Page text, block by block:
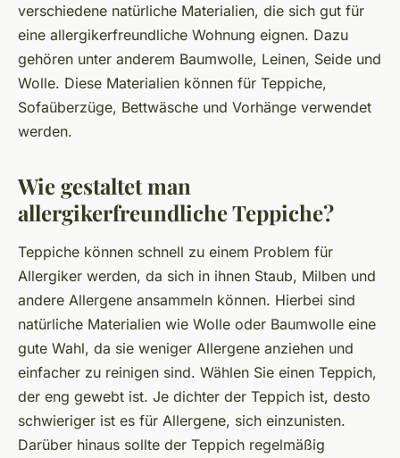
verschiedene natürliche Materialien, die sich gut für
eine allergikerfreundliche Wohnung eignen. Dazu
gehören unter anderem Baumwolle, Leinen, Seide und
Wolle. Diese Materialien können für Teppiche,
Sofaüberzüge, Bettwäsche und Vorhänge verwendet
werden.
Wie gestaltet man
allergikerfreundliche Teppiche?
Teppiche können schnell zu einem Problem für
Allergiker werden, da sich in ihnen Staub, Milben und
andere Allergene ansammeln können. Hierbei sind
natürliche Materialien wie Wolle oder Baumwolle eine
gute Wahl, da sie weniger Allergene anziehen und
einfacher zu reinigen sind. Wählen Sie einen Teppich,
der eng gewebt ist. Je dichter der Teppich ist, desto
schwieriger ist es für Allergene, sich einzunisten.
Darüber hinaus sollte der Teppich regelmäßig